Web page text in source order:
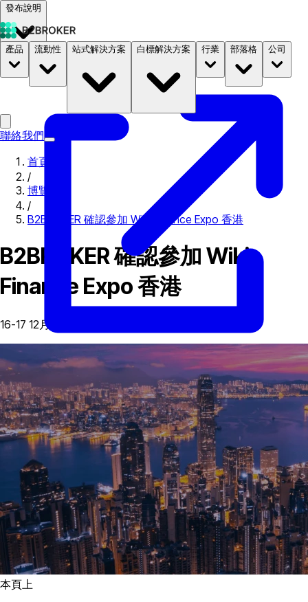
發布說明
文件 定價 B2STORE
產品 流動性 站式解決方案 白標解決方案 行業 部落格 公司
聯絡我們
首頁
/
博覽會
/
B2BROKER 確認參加 Wiki Finance Expo 香港
B2BROKER 確認參加 Wiki
Finance Expo 香港
16-17 12月, 2022
本頁上